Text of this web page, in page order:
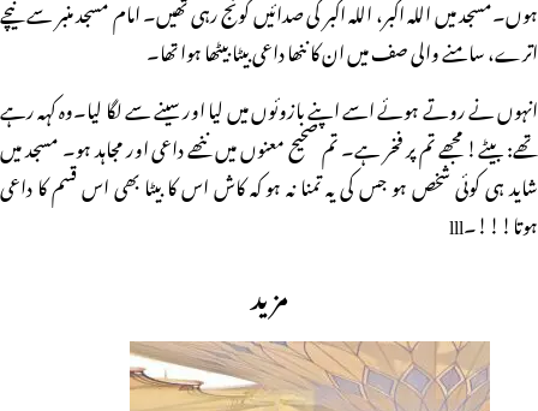
ہوں۔مسجد میں اللہ اکبر، اللہ اکبر کی صدائیں گونج رہی تھیں۔ امام مسجد منبر سے نیچے
اترے، سامنے والی صف میں ان کا ننھا داعی بیٹا بیٹھا ہوا تھا۔
انہوں نے روتے ہوئے اسے اپنے بازوئوں میں لیا اور سینے سے لگا لیا۔وہ کہہ رہے
تھے: بیٹے! مجھے تم پر فخر ہے۔ تم صحیح معنوں میں ننھے داعی اور مجاہد ہو۔ مسجد میں
شاید ہی کوئی شخص ہو جس کی یہ تمنا نہ ہو کہ کاش اس کا بیٹا بھی اس قسم کا داعی
ہوتا!!!۔lll
مزید